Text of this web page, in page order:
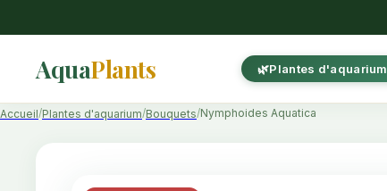
AquaPlants Plantes d'aquarium
Accueil Plantes d'aquarium Bouquets Nymphoides Aquatica